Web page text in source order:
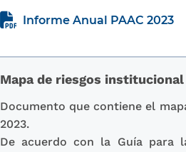
Informe Anual PAAC 2023
Mapa de riesgos
Documento que contiene el
2023.
De acuerdo con la Guía para